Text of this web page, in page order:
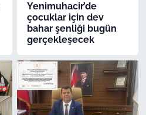
Yenimuhacir’de
çocuklar için dev
bahar şenliği bugün
gerçekleşecek